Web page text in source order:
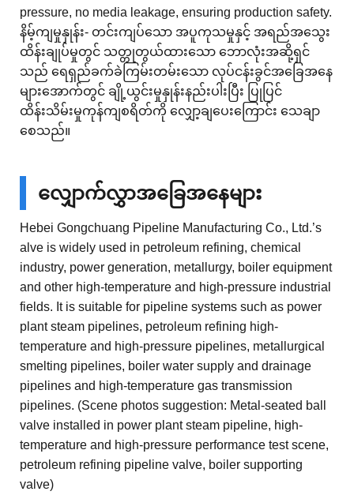
pressure, no media leakage, ensuring production safety.
နိမ့်ကျမှုနှုန်း- တင်းကျပ်သော အပူကုသမှုနှင့် အရည်အသွေး
ထိန်းချုပ်မှုတွင် သတ္တုတွယ်ထားသော ဘောလုံးအဆို့ရှင်
သည် ရေရှည်ခက်ခဲကြမ်းတမ်းသော လုပ်ငန်းခွင်အခြေအနေ
များအောက်တွင် ချို့ယွင်းမှုနှုန်းနည်းပါးပြီး ပြုပြင်
ထိန်းသိမ်းမှုကုန်ကျစရိတ်ကို လျှော့ချပေးကြောင်း သေချာ
စေသည်။
လျှောက်လွှာအခြေအနေများ
Hebei Gongchuang Pipeline Manufacturing Co., Ltd.’s
alve is widely used in petroleum refining, chemical
industry, power generation, metallurgy, boiler equipment
and other high-temperature and high-pressure industrial
fields. It is suitable for pipeline systems such as power
plant steam pipelines, petroleum refining high-
temperature and high-pressure pipelines, metallurgical
smelting pipelines, boiler water supply and drainage
pipelines and high-temperature gas transmission
pipelines. (Scene photos suggestion: Metal-seated ball
valve installed in power plant steam pipeline, high-
temperature and high-pressure performance test scene,
petroleum refining pipeline valve, boiler supporting
valve)